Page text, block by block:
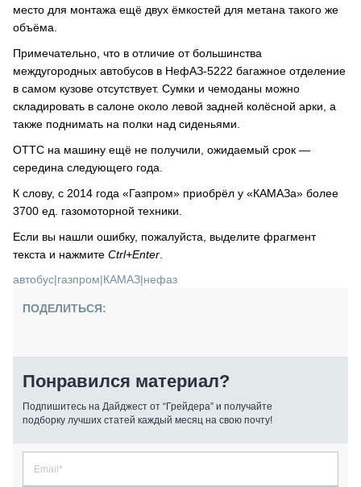
место для монтажа ещё двух ёмкостей для метана такого же
объёма.
Примечательно, что в отличие от большинства
междугородных автобусов в НефАЗ-5222 багажное отделение
в самом кузове отсутствует. Сумки и чемоданы можно
складировать в салоне около левой задней колёсной арки, а
также поднимать на полки над сиденьями.
ОТТС на машину ещё не получили, ожидаемый срок —
середина следующего года.
К слову, с 2014 года «Газпром» приобрёл у «КАМАЗа» более
3700 ед. газомоторной техники.
Если вы нашли ошибку, пожалуйста, выделите фрагмент
текста и нажмите Ctrl+Enter
автобус|газпром|КАМАЗ|нефаз
ПОДЕЛИТЬСЯ:
Понравился материал?
Подпишитесь на Дайджест от “Грейдера” и получайте
подборку лучших статей каждый месяц на свою почту!